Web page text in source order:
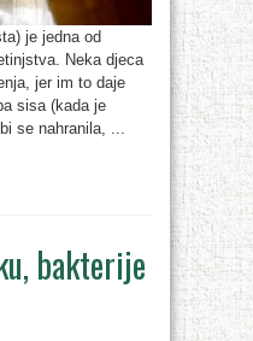
je jedna od
Neka djeca
jer im to daje
sisa (kada je
se nahranila, ...
bakterije